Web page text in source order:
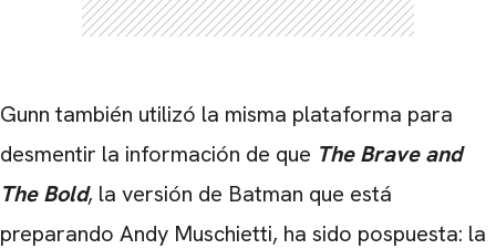
Gunn también utilizó la misma plataforma para
desmentir la información de que The Brave and
The Bold, la versión de Batman que está
preparando Andy Muschietti, ha sido pospuesta: la